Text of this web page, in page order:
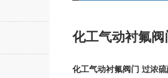
化工气动衬氟
化工气动衬氟阀门 过浓